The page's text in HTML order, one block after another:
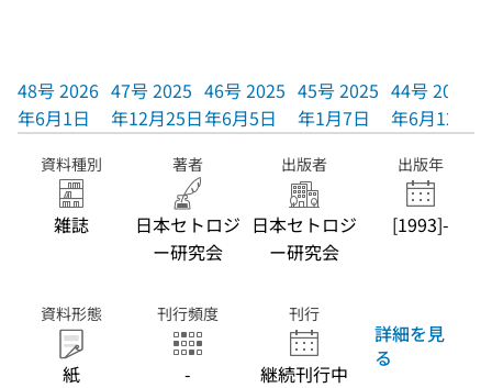
48号 2026
年6月1日
47号 2025
年12月25日
46号 2025
年6月5日
45号 2025
年1月7日
44号 2024
年6月12日
資料種別
雑誌
著者
日本セトロジ
ー研究会
出版者
日本セトロジ
ー研究会
出版年
[1993]-
資料形態
紙
刊行頻度
-
刊行
継続刊行中
詳細を見
る